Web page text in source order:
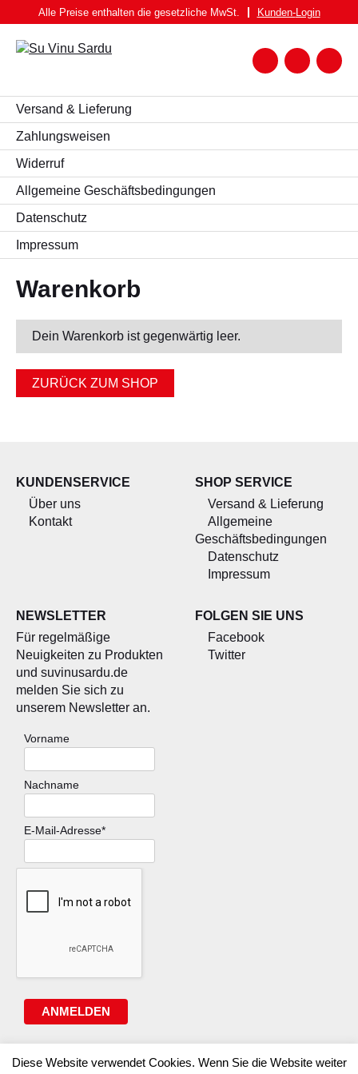
Inhalt
springen
WEIN
WEISSWEIN
ROTWEIN
ROSATO
SPUMANTE UND FRIZZANTE
SPIRITUOSEN
PASTA BRUNDU
OLIVENÖL
nach:
Zum
Alle Preise enthalten die gesetzliche MwSt. Kunden-Login
Versand & Lieferung
Zahlungsweisen
Widerruf
Allgemeine Geschäftsbedingungen
Datenschutz
Impressum
Warenkorb
Dein Warenkorb ist gegenwärtig leer.
ZURÜCK ZUM SHOP
KUNDENSERVICE
Über uns
Kontakt
SHOP SERVICE
Versand & Lieferung
Allgemeine
Geschäftsbedingungen
Datenschutz
Impressum
NEWSLETTER
Für regelmäßige
Neuigkeiten zu Produkten
und suvinusardu.de
melden Sie sich zu
unserem Newsletter an.
Vorname
Nachname
E-Mail-Adresse*
ANMELDEN
FOLGEN SIE UNS
Facebook
Twitter
Diese Website verwendet Cookies. Wenn Sie die Website weiter